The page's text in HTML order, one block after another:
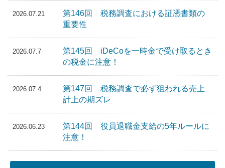
2026.07.21
第146回 税務調査における証憑書類の
重要性
2026.07.7
第145回 iDeCoを一時金で受け取るとき
の税金に注意！
2026.07.4
第147回 税務調査で必ず狙われる売上
計上の期ズレ
2026.06.23
第144回 役員退職金支給の5年ルールに
注意！